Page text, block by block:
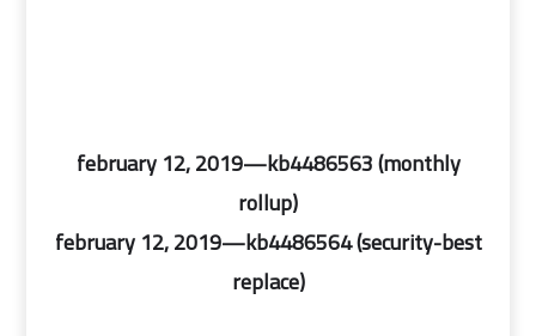
february 12, 2019—kb4486563 (monthly
rollup)
february 12, 2019—kb4486564 (security-best
replace)